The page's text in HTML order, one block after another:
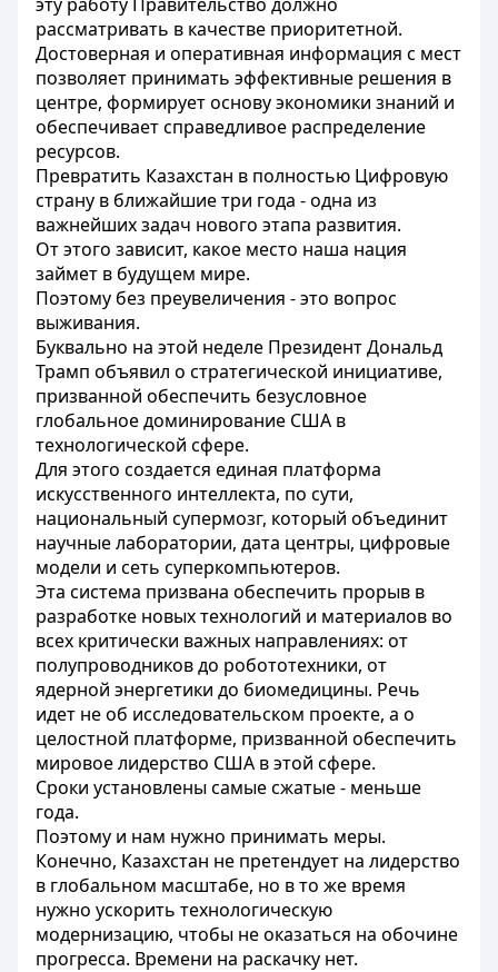
рассматривать в качестве приоритетной.
Достоверная и оперативная информация с мест
позволяет принимать эффективные решения в
центре, формирует основу экономики знаний и
обеспечивает справедливое распределение
ресурсов.
Превратить Казахстан в полностью Цифровую
страну в ближайшие три года - одна из
важнейших задач нового этапа развития.
От этого зависит, какое место наша нация
займет в будущем мире.
Поэтому без преувеличения - это вопрос
выживания.
Буквально на этой неделе Президент Дональд
Трамп объявил о стратегической инициативе,
призванной обеспечить безусловное
глобальное доминирование США в
технологической сфере.
Для этого создается единая платформа
искусственного интеллекта, по сути,
национальный супермозг, который объединит
научные лаборатории, дата центры, цифровые
модели и сеть суперкомпьютеров.
Эта система призвана обеспечить прорыв в
разработке новых технологий и материалов во
всех критически важных направлениях: от
полупроводников до робототехники, от
ядерной энергетики до биомедицины. Речь
идет не об исследовательском проекте, а о
целостной платформе, призванной обеспечить
мировое лидерство США в этой сфере.
Сроки установлены самые сжатые - меньше
года.
Поэтому и нам нужно принимать меры.
Конечно, Казахстан не претендует на лидерство
в глобальном масштабе, но в то же время
нужно ускорить технологическую
модернизацию, чтобы не оказаться на обочине
прогресса. Времени на раскачку нет.